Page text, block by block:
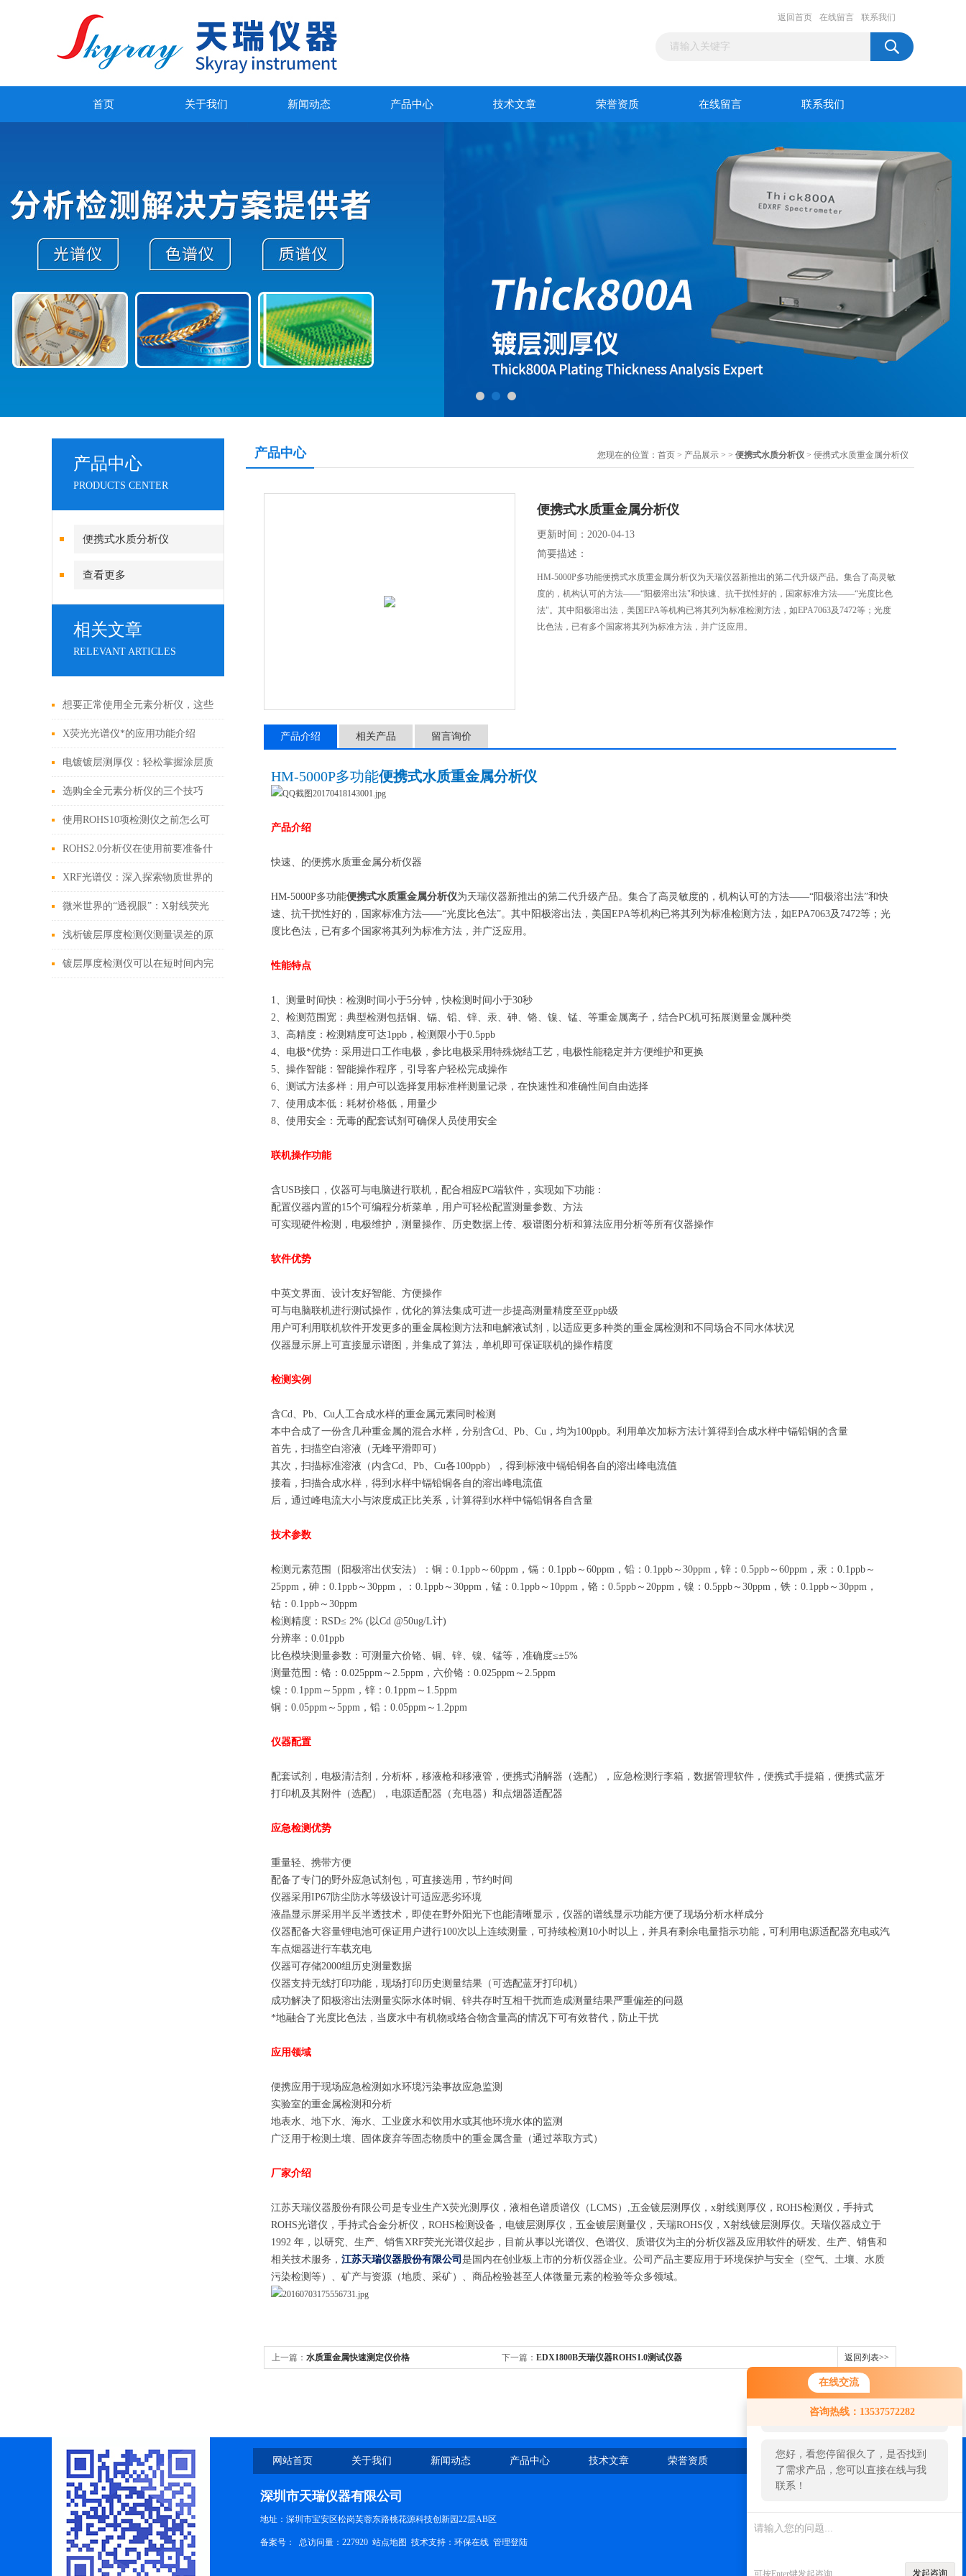
在线交流
咨询热线：13537572282
您好！欢迎前来咨询，很高兴为您
服务，请问您要咨询什么问题呢？
您好，看您停留很久了，是否找到
了需求产品，您可以直接在线与我
联系！
可按Enter键发起咨询 发起咨询
返回首页 在线留言 联系我们
首页 关于我们 新闻动态 产品中心 技术文章 荣誉资质 在线留言 联系我们
产品中心
PRODUCTS CENTER
便携式水质分析仪
查看更多
相关文章
RELEVANT ARTICLES
想要正常使用全元素分析仪，这些
细节不能忽视
X荧光光谱仪*的应用功能介绍
电镀镀层测厚仪：轻松掌握涂层质
量
选购全全元素分析仪的三个技巧
使用ROHS10项检测仪之前怎么可
以不了解这些！
ROHS2.0分析仪在使用前要准备什
么你知道吗？
XRF光谱仪：深入探索物质世界的
非破坏性工具
微米世界的“透视眼”：X射线荧光
镀层测厚仪与表面工程的隐形战争
浅析镀层厚度检测仪测量误差的原
因
镀层厚度检测仪可以在短时间内完
产品中心 您现在的位置： 首页 > 产品展示 > > 便携式水质分析仪 > 便携式水质重金属分析仪
便携式水质重金属分析仪
更新时间：2020-04-13
简要描述：
HM-5000P多功能便携式水质重金属分析仪为天瑞仪器新推出的第二代升级产品。集合了高灵敏
度的，机构认可的方法——“阳极溶出法"和快速、抗干扰性好的，国家标准方法——“光度比色
法"。其中阳极溶出法，美国EPA等机构已将其列为标准检测方法，如EPA7063及7472等；光度
比色法，已有多个国家将其列为标准方法，并广泛应用。
产品介绍 相关产品 留言询价
HM-5000P多功能便携式水质重金属分析仪
产品介绍
快速、的便携水质重金属分析仪器
HM-5000P多功能便携式水质重金属分析仪为天瑞仪器新推出的第二代升级产品。集合了高灵敏度的，机构认可的方法——“阳极溶出法”和快
速、抗干扰性好的，国家标准方法——“光度比色法”。其中阳极溶出法，美国EPA等机构已将其列为标准检测方法，如EPA7063及7472等；光
度比色法，已有多个国家将其列为标准方法，并广泛应用。
性能特点
1、测量时间快：检测时间小于5分钟，快检测时间小于30秒
2、检测范围宽：典型检测包括铜、镉、铅、锌、汞、砷、铬、镍、锰、等重金属离子，结合PC机可拓展测量金属种类
3、高精度：检测精度可达1ppb，检测限小于0.5ppb
4、电极*优势：采用进口工作电极，参比电极采用特殊烧结工艺，电极性能稳定并方便维护和更换
5、操作智能：智能操作程序，引导客户轻松完成操作
6、测试方法多样：用户可以选择复用标准样测量记录，在快速性和准确性间自由选择
7、使用成本低：耗材价格低，用量少
8、使用安全：无毒的配套试剂可确保人员使用安全
联机操作功能
含USB接口，仪器可与电脑进行联机，配合相应PC端软件，实现如下功能：
配置仪器内置的15个可编程分析菜单，用户可轻松配置测量参数、方法
可实现硬件检测，电极维护，测量操作、历史数据上传、极谱图分析和算法应用分析等所有仪器操作
软件优势
中英文界面、设计友好智能、方便操作
可与电脑联机进行测试操作，优化的算法集成可进一步提高测量精度至亚ppb级
用户可利用联机软件开发更多的重金属检测方法和电解液试剂，以适应更多种类的重金属检测和不同场合不同水体状况
仪器显示屏上可直接显示谱图，并集成了算法，单机即可保证联机的操作精度
检测实例
含Cd、Pb、Cu人工合成水样的重金属元素同时检测
本中合成了一份含几种重金属的混合水样，分别含Cd、Pb、Cu，均为100ppb。利用单次加标方法计算得到合成水样中镉铅铜的含量
首先，扫描空白溶液（无峰平滑即可）
其次，扫描标准溶液（内含Cd、Pb、Cu各100ppb），得到标液中镉铅铜各自的溶出峰电流值
接着，扫描合成水样，得到水样中镉铅铜各自的溶出峰电流值
后，通过峰电流大小与浓度成正比关系，计算得到水样中镉铅铜各自含量
技术参数
检测元素范围（阳极溶出伏安法）：铜：0.1ppb～60ppm，镉：0.1ppb～60ppm，铅：0.1ppb～30ppm，锌：0.5ppb～60ppm，汞：0.1ppb～
25ppm，砷：0.1ppb～30ppm，：0.1ppb～30ppm，锰：0.1ppb～10ppm，铬：0.5ppb～20ppm，镍：0.5ppb～30ppm，铁：0.1ppb～30ppm，
钴：0.1ppb～30ppm
检测精度：RSD≤ 2% (以Cd @50ug/L计)
分辨率：0.01ppb
比色模块测量参数：可测量六价铬、铜、锌、镍、锰等，准确度≤±5%
测量范围：铬：0.025ppm～2.5ppm，六价铬：0.025ppm～2.5ppm
镍：0.1ppm～5ppm，锌：0.1ppm～1.5ppm
铜：0.05ppm～5ppm，铅：0.05ppm～1.2ppm
仪器配置
配套试剂，电极清洁剂，分析杯，移液枪和移液管，便携式消解器（选配），应急检测行李箱，数据管理软件，便携式手提箱，便携式蓝牙
打印机及其附件（选配），电源适配器（充电器）和点烟器适配器
应急检测优势
重量轻、携带方便
配备了专门的野外应急试剂包，可直接选用，节约时间
仪器采用IP67防尘防水等级设计可适应恶劣环境
液晶显示屏采用半反半透技术，即使在野外阳光下也能清晰显示，仪器的谱线显示功能方便了现场分析水样成分
仪器配备大容量锂电池可保证用户进行100次以上连续测量，可持续检测10小时以上，并具有剩余电量指示功能，可利用电源适配器充电或汽
车点烟器进行车载充电
仪器可存储2000组历史测量数据
仪器支持无线打印功能，现场打印历史测量结果（可选配蓝牙打印机）
成功解决了阳极溶出法测量实际水体时铜、锌共存时互相干扰而造成测量结果严重偏差的问题
*地融合了光度比色法，当废水中有机物或络合物含量高的情况下可有效替代，防止干扰
应用领域
便携应用于现场应急检测如水环境污染事故应急监测
实验室的重金属检测和分析
地表水、地下水、海水、工业废水和饮用水或其他环境水体的监测
广泛用于检测土壤、固体废弃等固态物质中的重金属含量（通过萃取方式）
厂家介绍
江苏天瑞仪器股份有限公司是专业生产X荧光测厚仪，液相色谱质谱仪（LCMS）,五金镀层测厚仪，x射线测厚仪，ROHS检测仪，手持式
ROHS光谱仪，手持式合金分析仪，ROHS检测设备，电镀层测厚仪，五金镀层测量仪，天瑞ROHS仪，X射线镀层测厚仪。天瑞仪器成立于
1992 年，以研究、生产、销售XRF荧光光谱仪起步，目前从事以光谱仪、色谱仪、质谱仪为主的分析仪器及应用软件的研发、生产、销售和
相关技术服务， 江苏天瑞仪器股份有限公司 是国内在创业板上市的分析仪器企业。公司产品主要应用于环境保护与安全（空气、土壤、水质
污染检测等）、矿产与资源（地质、采矿）、商品检验甚至人体微量元素的检验等众多领域。
上一篇： 水质重金属快速测定仪价格 下一篇： EDX1800B天瑞仪器ROHS1.0测试仪器 返回列表>>
网站首页 关于我们 新闻动态 产品中心 技术文章 荣誉资质 在线留言 联系我们
深圳市天瑞仪器有限公司
地址：深圳市宝安区松岗芙蓉东路桃花源科技创新园22层AB区
备案号： 总访问量：227920 站点地图 技术支持： 环保在线 管理登陆